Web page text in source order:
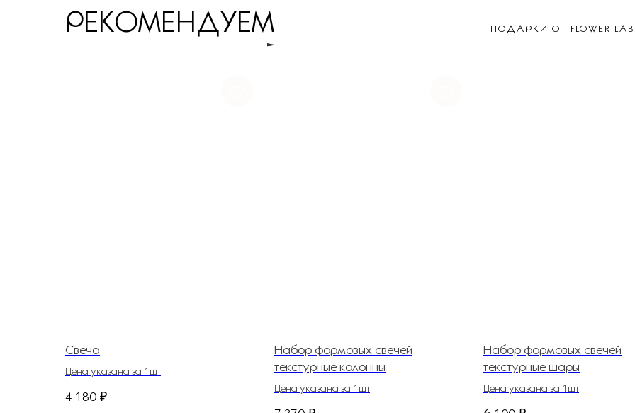
РЕКОМЕНДУЕМ ПОДАРКИ ОТ FLOWER LAB
Свеча
Цена указана за 1шт
4 180 ₽
Набор формовых свечей
текстурные колонны
Цена указана за 1шт
Набор формовых свечей
текстурные шары
Цена указана за 1шт